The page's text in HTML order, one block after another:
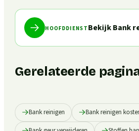
HOOFDDIENST Bekijk Bank
Gerelateerde
Bank reinigen Bank reinigen